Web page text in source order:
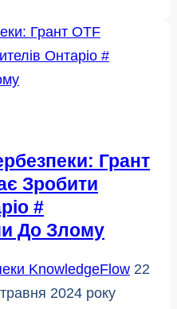
Грант
Зробити
#
До Злому
KnowledgeFlow 22
2024 року